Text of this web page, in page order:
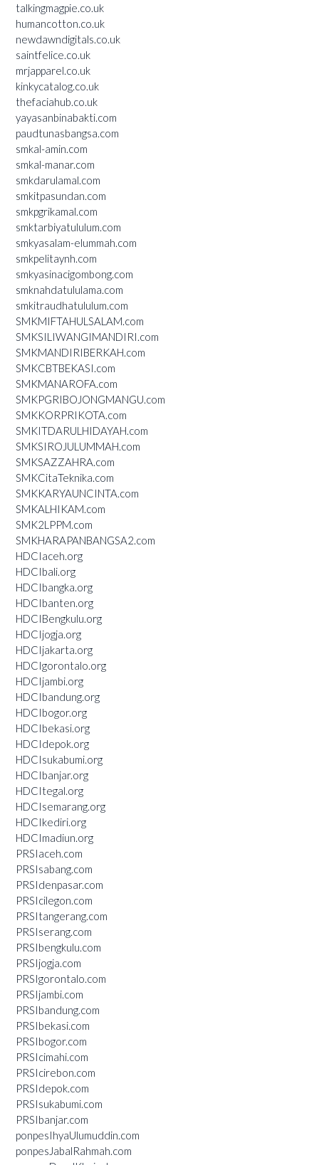
talkingmagpie.co.uk
humancotton.co.uk
newdawndigitals.co.uk
saintfelice.co.uk
mrjapparel.co.uk
kinkycatalog.co.uk
thefaciahub.co.uk
yayasanbinabakti.com
paudtunasbangsa.com
smkal-amin.com
smkal-manar.com
smkdarulamal.com
smkitpasundan.com
smkpgrikamal.com
smktarbiyatululum.com
smkyasalam-elummah.com
smkpelitaynh.com
smkyasinacigombong.com
smknahdatululama.com
smkitraudhatululum.com
SMKMIFTAHULSALAM.com
SMKSILIWANGIMANDIRI.com
SMKMANDIRIBERKAH.com
SMKCBTBEKASI.com
SMKMANAROFA.com
SMKPGRIBOJONGMANGU.com
SMKKORPRIKOTA.com
SMKITDARULHIDAYAH.com
SMKSIROJULUMMAH.com
SMKSAZZAHRA.com
SMKCitaTeknika.com
SMKKARYAUNCINTA.com
SMKALHIKAM.com
SMK2LPPM.com
SMKHARAPANBANGSA2.com
HDCIaceh.org
HDCIbali.org
HDCIbangka.org
HDCIbanten.org
HDCIBengkulu.org
HDCIjogja.org
HDCIjakarta.org
HDCIgorontalo.org
HDCIjambi.org
HDCIbandung.org
HDCIbogor.org
HDCIbekasi.org
HDCIdepok.org
HDCIsukabumi.org
HDCIbanjar.org
HDCItegal.org
HDCIsemarang.org
HDCIkediri.org
HDCImadiun.org
PRSIaceh.com
PRSIsabang.com
PRSIdenpasar.com
PRSIcilegon.com
PRSItangerang.com
PRSIserang.com
PRSIbengkulu.com
PRSIjogja.com
PRSIgorontalo.com
PRSIjambi.com
PRSIbandung.com
PRSIbekasi.com
PRSIbogor.com
PRSIcimahi.com
PRSIcirebon.com
PRSIdepok.com
PRSIsukabumi.com
PRSIbanjar.com
ponpesIhyaUlumuddin.com
ponpesJabalRahmah.com